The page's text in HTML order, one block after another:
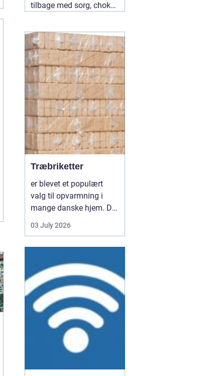
tilbage med sorg, chok
Hvad skal gøres først?
Hvem kontakter man?
Hvordan skaber man en
afsked, som føles rigtig?
Her spiller en lokal 04
July 2026
Træbriketter
er blevet et populært
valg til opvarmning i
mange danske hjem. De
er nemme at håndtere,
giver en høj varme og
almindeligt brænde.
Samtidig kan de udnytte
resttræ fra træindustrien,
som ellers ville gå til
spil...
03 July 2026